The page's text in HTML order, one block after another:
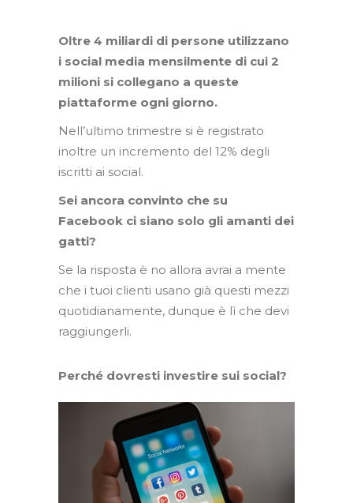
Oltre 4 miliardi di persone utilizzano
i social media mensilmente di cui 2
milioni si collegano a queste
piattaforme ogni giorno.
Nell’ultimo trimestre si è registrato
inoltre un incremento del 12% degli
iscritti ai social.
Sei ancora convinto che su
Facebook ci siano solo gli amanti dei
gatti?
Se la risposta è no allora avrai a mente
che i tuoi clienti usano già questi mezzi
quotidianamente, dunque è lì che devi
raggiungerli.
Perché dovresti investire sui social?